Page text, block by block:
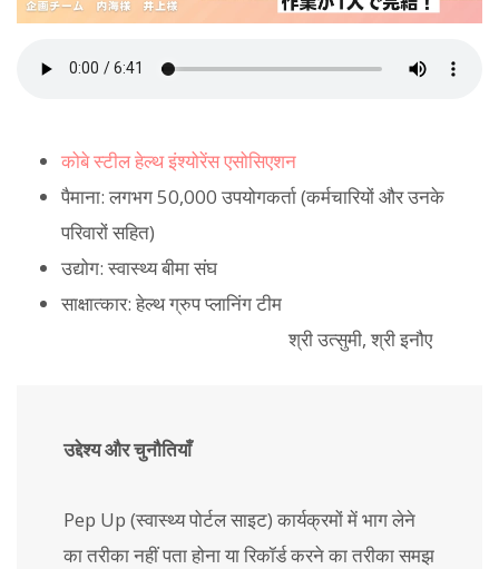
कोबे स्टील हेल्थ इंश्योरेंस एसोसिएशन
पैमाना: लगभग 50,000 उपयोगकर्ता (कर्मचारियों और उनके
परिवारों सहित)
उद्योग: स्वास्थ्य बीमा संघ
साक्षात्कार: हेल्थ ग्रुप प्लानिंग टीम
श्री उत्सुमी, श्री इनौए
उद्देश्य और चुनौतियाँ
Pep Up (स्वास्थ्य पोर्टल साइट) कार्यक्रमों में भाग लेने
का तरीका नहीं पता होना या रिकॉर्ड करने का तरीका समझ